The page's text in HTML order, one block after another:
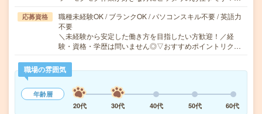
応募資格
職種未経験OK / ブランクOK / パソコンスキル不要 / 英語力
不要
＼未経験から安定した働き方を目指したい方歓迎！／経
験・資格・学歴は問いません◎▽おすすめポイントリク…
職場の雰囲気
年齢層
20代
30代 40代 50代 60代